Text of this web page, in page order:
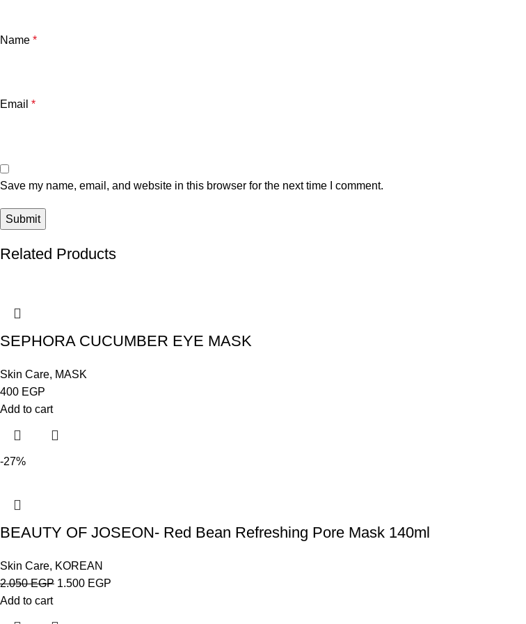
Name *
Email *
Save my name, email, and website in this browser for the next time I comment.
Related Products
SEPHORA CUCUMBER EYE MASK
Skin Care, MASK
400 EGP
Add to cart
-27%
BEAUTY OF JOSEON- Red Bean Refreshing Pore Mask 140ml
Skin Care, KOREAN
2.050EGP 1.500 EGP
Add to cart